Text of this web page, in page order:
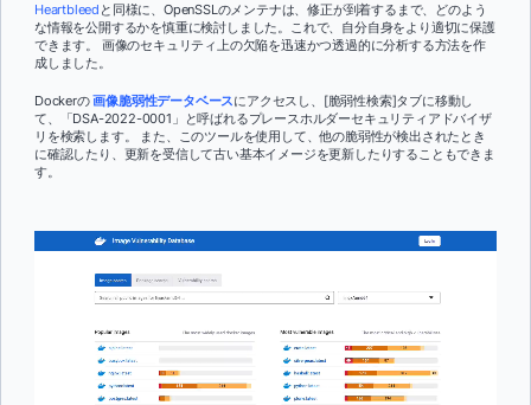
Heartbleed と同様に、OpenSSLのメンテナは、修正が到着するまで、どのよう
な情報を公開するかを慎重に検討しました。これで、自分自身をより適切に保護
できます。 画像のセキュリティ上の欠陥を迅速かつ透過的に分析する方法を作
成しました。
Dockerの画像脆弱性データベースにアクセスし、[脆弱性検索]タブに移動し
て、「DSA-2022-0001」と呼ばれるプレースホルダーセキュリティアドバイザ
リを検索します。 また、このツールを使用して、他の脆弱性が検出されたとき
に確認したり、更新を受信して古い基本イメージを更新したりすることもできま
す。